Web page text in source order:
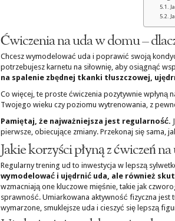
Ćwiczenia na uda w domu –
Chcesz wymodelować uda i poprawić swoją
potrzebujesz karnetu na siłownię, aby osiągnąć
na spalenie zbędnej tkanki tłuszczowej,
Co więcej, te proste ćwiczenia pozytywnie
Twojego wieku czy poziomu wytrenowania, z
Pamiętaj, że najważniejsza jest regularność.
pierwsze, obiecujące zmiany. Przekonaj się sama,
Jakie korzyści płyną z ćwiczeń na
Regularny trening ud to inwestycja w lepszą
wymodelować i ujędrnić uda, ale również
wzmacniają one kluczowe mięśnie, takie jak
sprawność. Umiarkowana aktywność fizyczna jest
wymarzone, smuklejsze uda i cieszyć się lepszą